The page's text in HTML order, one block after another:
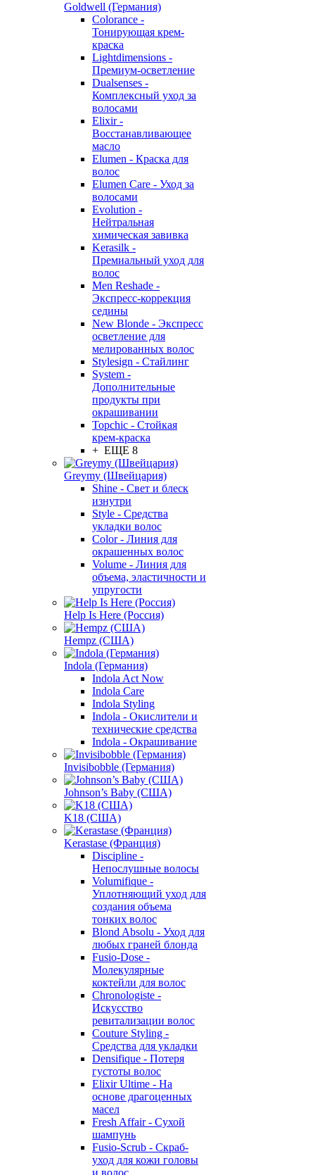
Goldwell (Германия)
Colorance -
Тонирующая крем-
краска
Lightdimensions -
Премиум-осветление
Dualsenses -
Комплексный уход за
волосами
Elixir -
Восстанавливающее
масло
Elumen - Краска для
волос
Elumen Care - Уход за
волосами
Evolution -
Нейтральная
химическая завивка
Kerasilk -
Премиальный уход для
волос
Men Reshade -
Экспресс-коррекция
седины
New Blonde - Экспресс
осветление для
мелированных волос
Stylesign - Стайлинг
System -
Дополнительные
продукты при
окрашивании
Topchic - Стойкая
крем-краска
+ ЕЩЕ 8
Greymy (Швейцария)
Shine - Свет и блеск
изнутри
Style - Средства
укладки волос
Color - Линия для
окрашенных волос
Volume - Линия для
объема, эластичности и
упругости
Help Is Here (Россия)
Hempz (США)
Indola (Германия)
Indola Act Now
Indola Care
Indola Styling
Indola - Окислители и
технические средства
Indola - Окрашивание
Invisibobble (Германия)
Johnson’s Baby (США)
K18 (США)
Kerastase (Франция)
Discipline -
Непослушные волосы
Volumifique -
Уплотняющий уход для
создания объема
тонких волос
Blond Absolu - Уход для
любых граней блонда
Fusio-Dose -
Молекулярные
коктейли для волос
Chronologiste -
Искусство
ревитализации волос
Couture Styling -
Средства для укладки
Densifique - Потеря
густоты волос
Elixir Ultime - На
основе драгоценных
масел
Fresh Affair - Сухой
шампунь
Fusio-Scrub - Скраб-
уход для кожи головы
и волос